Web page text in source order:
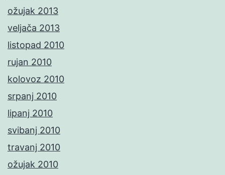
ožujak 2013
veljača 2013
listopad 2010
rujan 2010
kolovoz 2010
srpanj 2010
lipanj 2010
svibanj 2010
travanj 2010
ožujak 2010